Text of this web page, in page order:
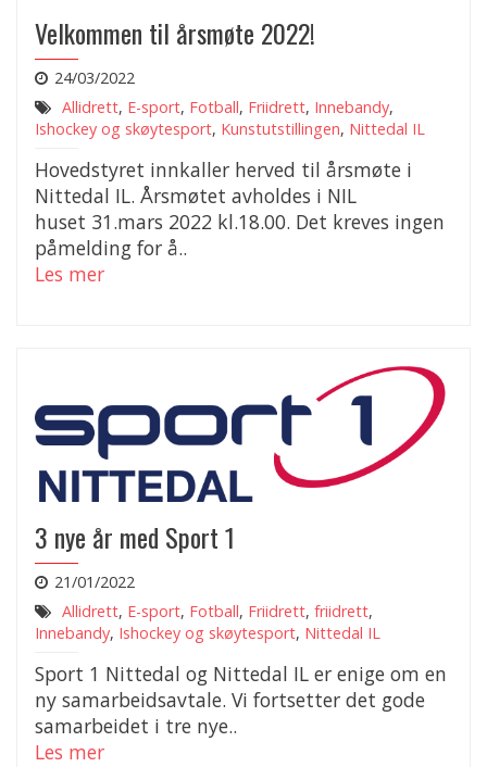
Velkommen til årsmøte 2022!
24/03/2022
Allidrett, E-sport, Fotball, Friidrett, Innebandy,
Ishockey og skøytesport, Kunstutstillingen, Nittedal IL
Hovedstyret innkaller herved til årsmøte i
Nittedal IL. Årsmøtet avholdes i NIL
huset 31.mars 2022 kl.18.00. Det kreves ingen
påmelding for å..
Les mer
3 nye år med Sport 1
21/01/2022
Allidrett, E-sport, Fotball, Friidrett, friidrett,
Innebandy, Ishockey og skøytesport, Nittedal IL
Sport 1 Nittedal og Nittedal IL er enige om en
ny samarbeidsavtale. Vi fortsetter det gode
samarbeidet i tre nye..
Les mer